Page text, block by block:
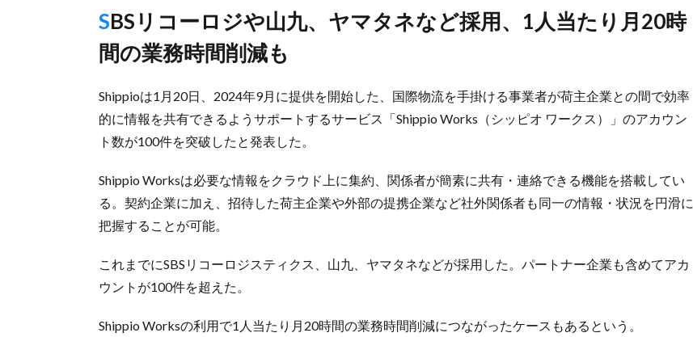
SBSリコーロジや山九、ヤマタネなど採用、1人当たり月20時
間の業務時間削減も
Shippioは1月20日、2024年9月に提供を開始した、国際物流を手掛ける事業者が荷主企業との間で効率
的に情報を共有できるようサポートするサービス「Shippio Works（シッピオ ワークス）」のアカウン
ト数が100件を突破したと発表した。
Shippio Worksは必要な情報をクラウド上に集約、関係者が簡素に共有・連絡できる機能を搭載してい
る。契約企業に加え、招待した荷主企業や外部の提携企業など社外関係者も同一の情報・状況を円滑に
把握することが可能。
これまでにSBSリコーロジスティクス、山九、ヤマタネなどが採用した。パートナー企業も含めてアカ
ウントが100件を超えた。
Shippio Worksの利用で1人当たり月20時間の業務時間削減につながったケースもあるという。